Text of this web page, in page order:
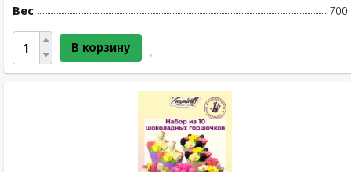
Вес
700
В корзину